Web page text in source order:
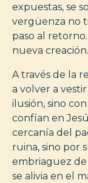
expuestas, se
vergüenza no
paso al
nueva creación.
A través de la
a volver a
ilusión, sino
confían en
cercanía del
ruina, sino por
embriaguez
se alivia en el